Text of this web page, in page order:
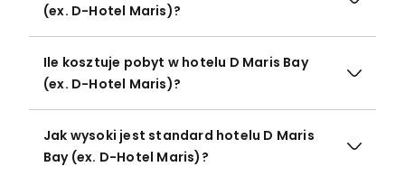
(ex. D-Hotel Maris)?
Ile kosztuje pobyt w hotelu D Maris Bay
(ex. D-Hotel Maris)?
Jak wysoki jest standard hotelu D Maris
Bay (ex. D-Hotel Maris)?